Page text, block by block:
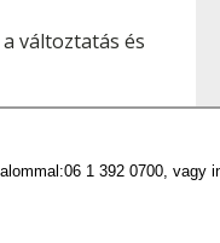
változtatás és